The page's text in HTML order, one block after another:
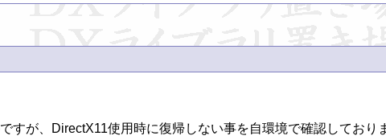
が、DirectX11使用時に復帰しない事を自環境で確認しており